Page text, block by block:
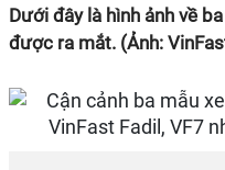
Dưới đây là hình ảnh về
được ra mắt. (Ảnh: